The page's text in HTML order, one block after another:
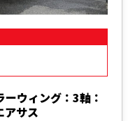
ウィング：3軸：
アサス